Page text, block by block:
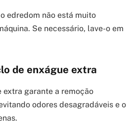
edredom não está muito
Se necessário, lave-o em
de enxágue extra
extra garante a remoção
odores desagradáveis e o